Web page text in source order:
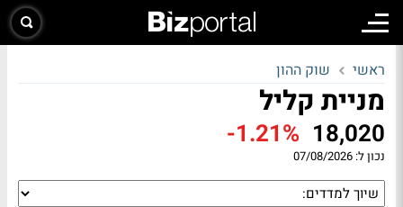
ראשי שוק ההון
מניית קליל
18,020
-1.21%
נכון ל: 07/08/2026